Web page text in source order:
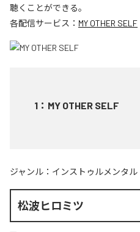
聴くことができる。
各配信サービス： MY OTHER SELF
1 ： MY OTHER SELF
ジャンル： インストゥルメンタル
松波ヒロミツ